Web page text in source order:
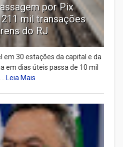
por Pix
mil transações
do RJ
em 30 estações da capital e da
em dias úteis passa de 10 mil
Leia Mais